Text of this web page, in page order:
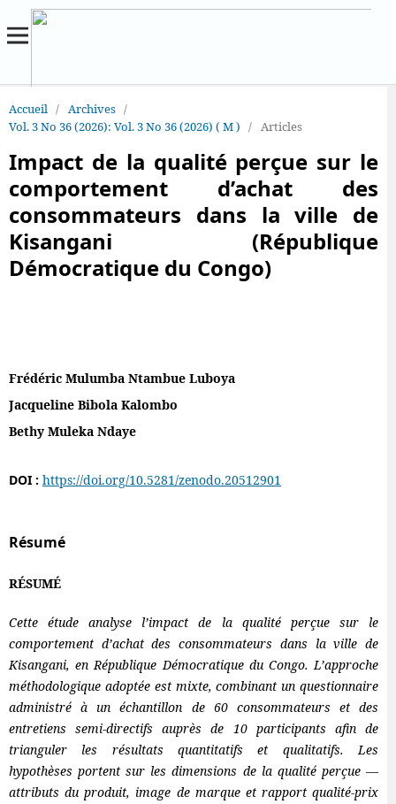
Accueil / Archives /
Vol. 3 No 36 (2026): Vol. 3 No 36 (2026) ( M ) / Articles
Impact de la qualité perçue sur le
comportement d’achat des
consommateurs dans la ville de
Kisangani (République
Démocratique du Congo)
Frédéric Mulumba Ntambue Luboya
Jacqueline Bibola Kalombo
Bethy Muleka Ndaye
DOI : https://doi.org/10.5281/zenodo.20512901
Résumé
RÉSUMÉ
Cette étude analyse l’impact de la qualité perçue sur le
comportement d’achat des consommateurs dans la ville de
Kisangani, en République Démocratique du Congo. L’approche
méthodologique adoptée est mixte, combinant un questionnaire
administré à un échantillon de 60 consommateurs et des
entretiens semi-directifs auprès de 10 participants afin de
trianguler les résultats quantitatifs et qualitatifs. Les
hypothèses portent sur les dimensions de la qualité perçue —
attributs du produit, image de marque et rapport qualité-prix